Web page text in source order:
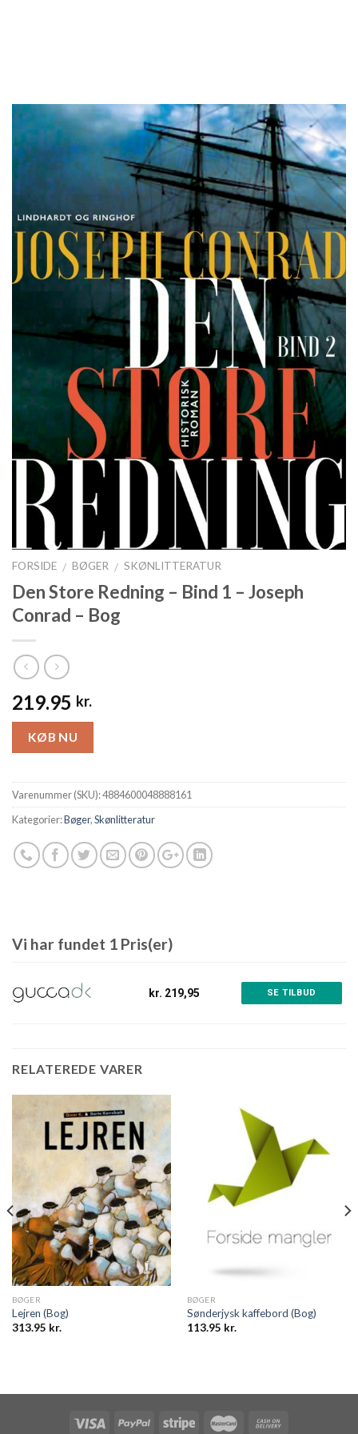
FORSIDE / BØGER / SKØNLITTERATUR
Den Store Redning – Bind 1 – Joseph
Conrad – Bog
219.95 kr.
KØB NU
Varenummer (SKU):4884600048888161
Kategorier:Bøger,Skønlitteratur
Vi har fundet 1 Pris(er)
kr. 219,95 SE TILBUD
RELATEREDE VARER
BØGER
Lejren (Bog)
313.95 kr.
BØGER
Sønderjysk kaffebord (Bog)
113.95 kr.